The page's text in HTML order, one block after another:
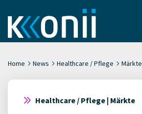
Home News Healthcare / Pflege Märkte
Healthcare / Pflege | Märkte